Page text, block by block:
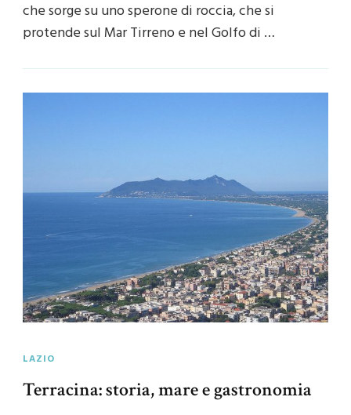
che sorge su uno sperone di roccia, che si
protende sul Mar Tirreno e nel Golfo di …
LAZIO
Terracina: storia, mare e gastronomia